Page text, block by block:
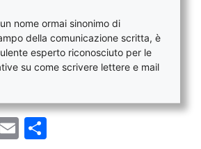
nome ormai sinonimo di
della comunicazione scritta, è
esperto riconosciuto per le
su come scrivere lettere e mail
E